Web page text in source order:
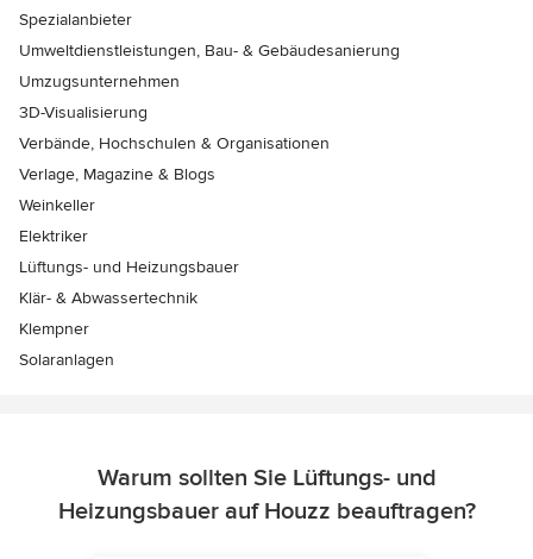
Spezialanbieter
Umweltdienstleistungen, Bau- & Gebäudesanierung
Umzugsunternehmen
3D-Visualisierung
Verbände, Hochschulen & Organisationen
Verlage, Magazine & Blogs
Weinkeller
Elektriker
Lüftungs- und Heizungsbauer
Klär- & Abwassertechnik
Klempner
Solaranlagen
Warum sollten Sie Lüftungs- und
Heizungsbauer auf Houzz beauftragen?